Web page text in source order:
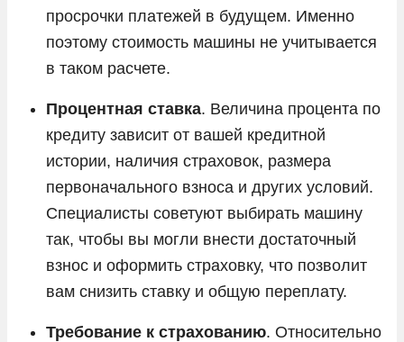
просрочки платежей в будущем. Именно
поэтому стоимость машины не учитывается
в таком расчете.
Процентная ставка. Величина процента по
кредиту зависит от вашей кредитной
истории, наличия страховок, размера
первоначального взноса и других условий.
Специалисты советуют выбирать машину
так, чтобы вы могли внести достаточный
взнос и оформить страховку, что позволит
вам снизить ставку и общую переплату.
Требование к страхованию. Относительно